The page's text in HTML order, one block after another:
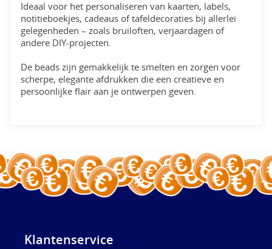
Ideaal voor het personaliseren van kaarten, labels,
notitieboekjes, cadeaus of tafeldecoraties bij allerlei
gelegenheden – zoals bruiloften, verjaardagen of
andere DIY-projecten.
De beads zijn gemakkelijk te smelten en zorgen voor
scherpe, elegante afdrukken die een creatieve en
persoonlijke flair aan je ontwerpen geven.
Klantenservice